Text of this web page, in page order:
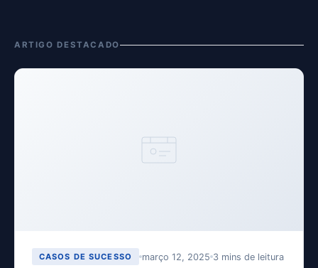
ARTIGO DESTACADO
CASOS DE SUCESSO março 12, 2025 3 mins de leitura